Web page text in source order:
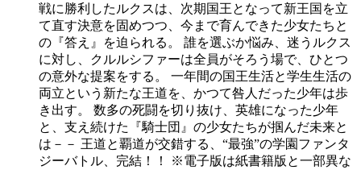
戦に勝利したルクスは、次期国王となって新王国を立
て直す決意を固めつつ、今まで育んできた少女たちと
の『答え』を迫られる。 誰を選ぶか悩み、迷うルクス
に対し、クルルシファーは全員がそろう場で、ひとつ
の意外な提案をする。 一年間の国王生活と学生生活の
両立という新たな王道を、かつて咎人だった少年は歩
き出す。 数多の死闘を切り抜け、英雄になった少年
と、支え続けた『騎士団』の少女たちが掴んだ未来と
は－－ 王道と覇道が交錯する、“最強”の学園ファンタ
ジーバトル、完結！！ ※電子版は紙書籍版と一部異な